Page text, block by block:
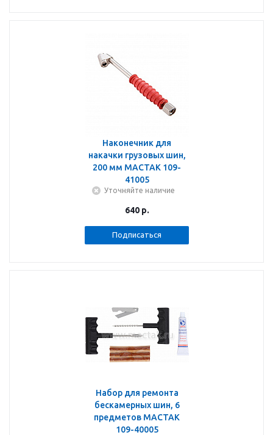
Наконечник для
накачки грузовых шин,
200 мм МАСТАК 109-
41005
Уточняйте наличие
640р.
Подписаться
Набор для ремонта
бескамерных шин, 6
предметов МАСТАК
109-40005